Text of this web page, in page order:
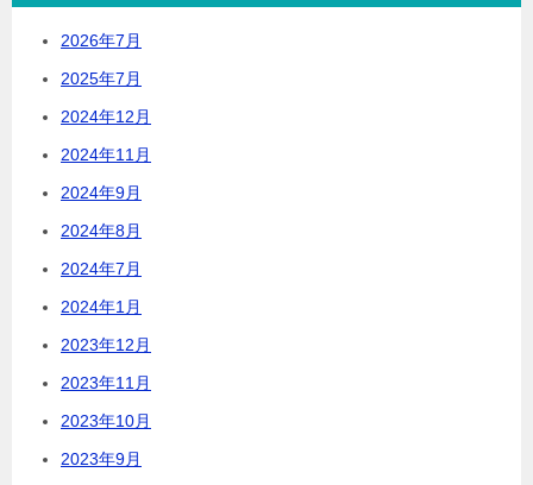
2026年7月
2025年7月
2024年12月
2024年11月
2024年9月
2024年8月
2024年7月
2024年1月
2023年12月
2023年11月
2023年10月
2023年9月